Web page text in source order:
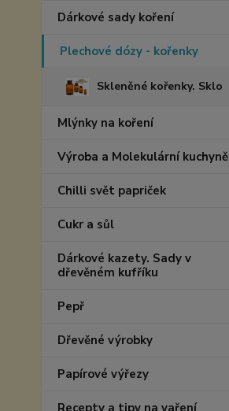
Dárkové sady koření
Plechové dózy - kořenky
Skleněné kořenky. Sklo
Mlýnky na koření
Výroba a Molekulární kuchyně
Chilli svět papriček
Cukr a sůl
Dárkové kazety. Sady v
dřevěném kufříku
Pepř
Dřevěné výrobky
Papírové výřezy
Recepty a tipy na vaření